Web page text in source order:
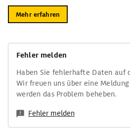
Mehr erfahren
Fehler melden
Haben Sie fehlerhafte Daten auf
Wir freuen uns über eine
werden das Problem beheben.
Fehler melden